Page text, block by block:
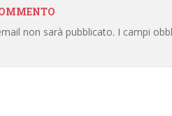
non sarà pubblicato. I campi